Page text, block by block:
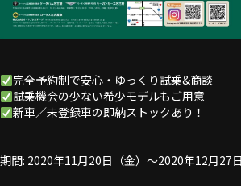
完全予約制で安心・ゆっくり試乗&商談
試乗機会の少ない希少モデルもご用意
新車／未登録車の即納ストックあり！
期間: 2020年11月20日（金）～2020年12月27日